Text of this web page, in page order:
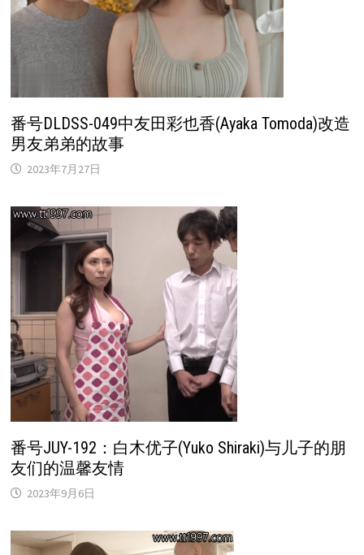
番号DLDSS-049中友田彩也香(Ayaka Tomoda)改造
男友弟弟的故事
2023年7月27日
番号JUY-192：白木优子(Yuko Shiraki)与儿子的朋
友们的温馨友情
2023年9月6日